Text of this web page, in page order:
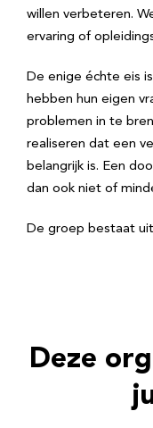
willen verbeteren.
ervaring of
De enige échte eis
hebben hun eigen
problemen in te
realiseren dat een
belangrijk is. Een
dan ook niet of
De groep bestaat
Deze